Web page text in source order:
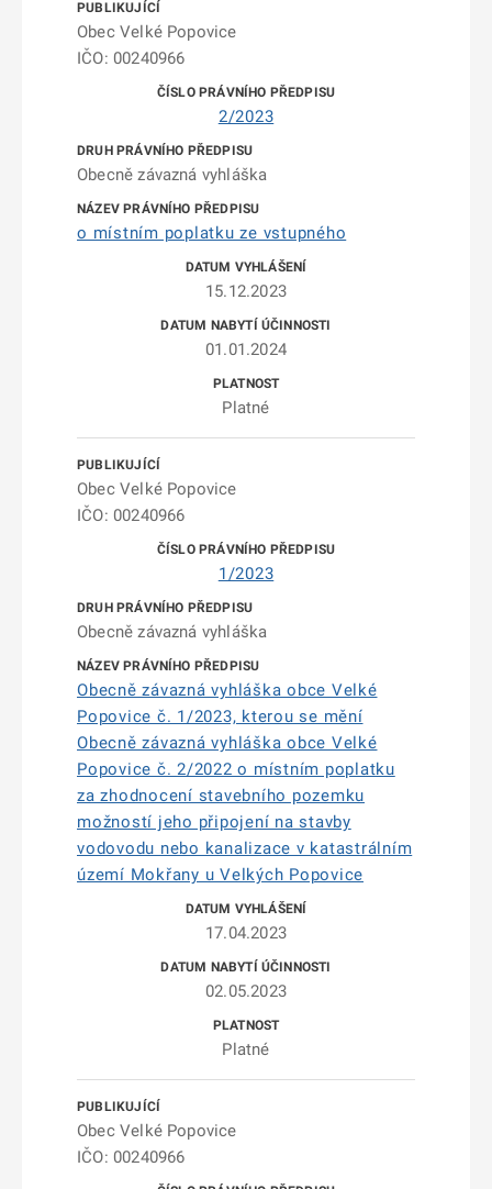
Obec Velké Popovice
IČO: 00240966
2/2023
Obecně závazná vyhláška
o místním poplatku ze vstupného
15.12.2023
01.01.2024
Platné
Obec Velké Popovice
IČO: 00240966
1/2023
Obecně závazná vyhláška
Obecně závazná vyhláška obce Velké
Popovice č. 1/2023, kterou se mění
Obecně závazná vyhláška obce Velké
Popovice č. 2/2022 o místním poplatku
za zhodnocení stavebního pozemku
možností jeho připojení na stavby
vodovodu nebo kanalizace v katastrálním
území Mokřany u Velkých Popovice
17.04.2023
02.05.2023
Platné
Obec Velké Popovice
IČO: 00240966